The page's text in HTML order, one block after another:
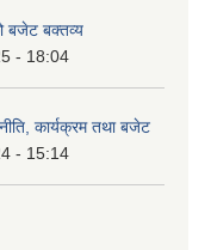
बजेट बक्तव्य
- 18:04
कार्यक्रम तथा बजेट
- 15:14